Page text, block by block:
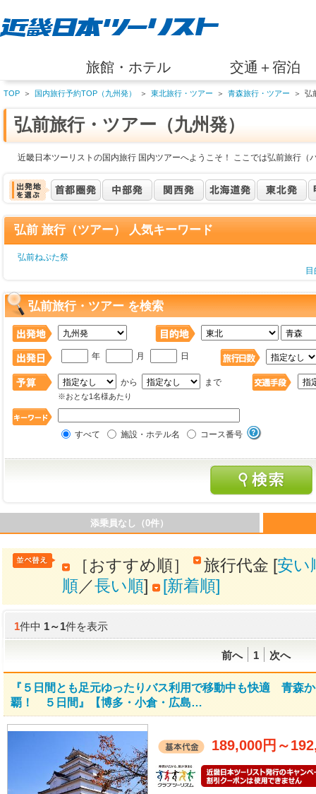
旅館・ホテル 交通＋宿泊
TOP ＞ 国内旅行予約TOP（九州発） ＞ 東北旅行・ツアー ＞ 青森旅行・ツアー ＞ 弘
弘前旅行・ツアー（九州発）
近畿日本ツーリストの国内旅行 国内ツアーへようこそ！ ここでは弘前旅行（
弘前 旅行（ツアー） 人気キーワード
弘前ねぷた祭
弘前旅行・ツアー を検索
年 月 日
から まで
※おとな1名様あたり
すべて 施設・ホテル名 コース番号
添乗員なし（0件）
［おすすめ順］ 旅行代金 [安い
順／長い順] [新着順]
1件中1～1件を表示
前へ 1 次へ
『５日間とも足元ゆったりバス利用で移動中も快適 青森
覇！ ５日間』【博多・小倉・広島…
189,000円 ～